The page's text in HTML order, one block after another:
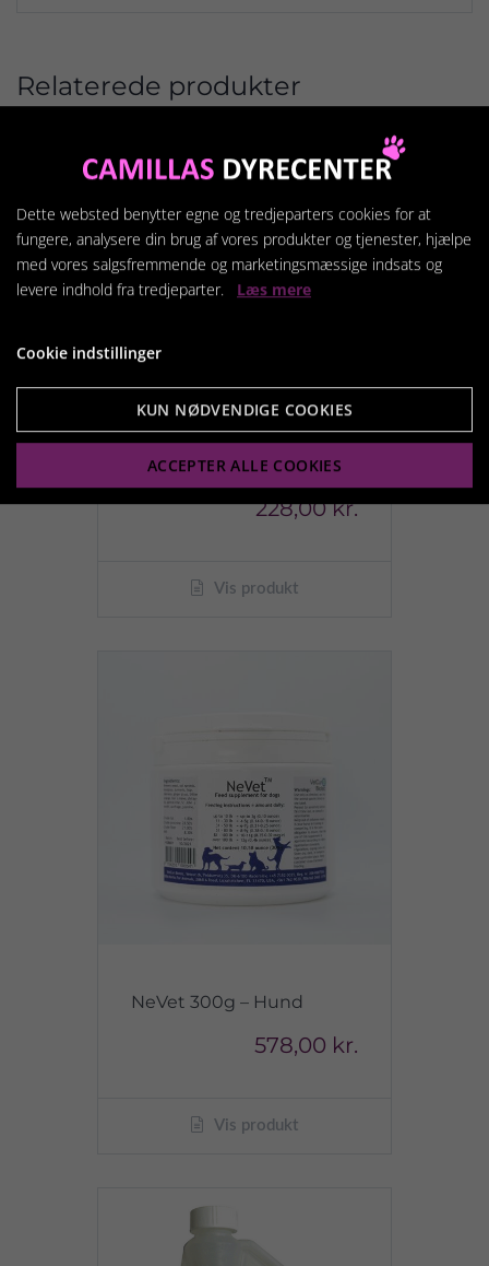
Relaterede produkter
AgioVet 500ml
228,00 kr.
Vis produkt
NeVet 300g – Hund
578,00 kr.
Vis produkt
Dette websted benytter egne og tredjeparters cookies for at
fungere, analysere din brug af vores produkter og tjenester, hjælpe
med vores salgsfremmende og marketingsmæssige indsats og
levere indhold fra tredjeparter. Læs mere
Cookie indstillinger
KUN NØDVENDIGE COOKIES
ACCEPTER ALLE COOKIES